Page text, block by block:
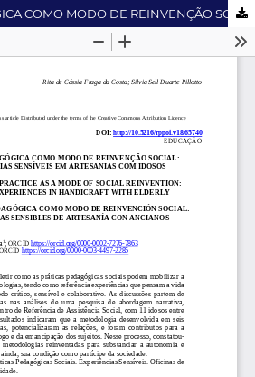
PRÁTICA PEDAGÓGICA COMO MODO DE REINVENÇÃO SOCIAL: EXPERIÊNCIAS SENSÍVEIS EM ARTESANIAS COM IDOSOS